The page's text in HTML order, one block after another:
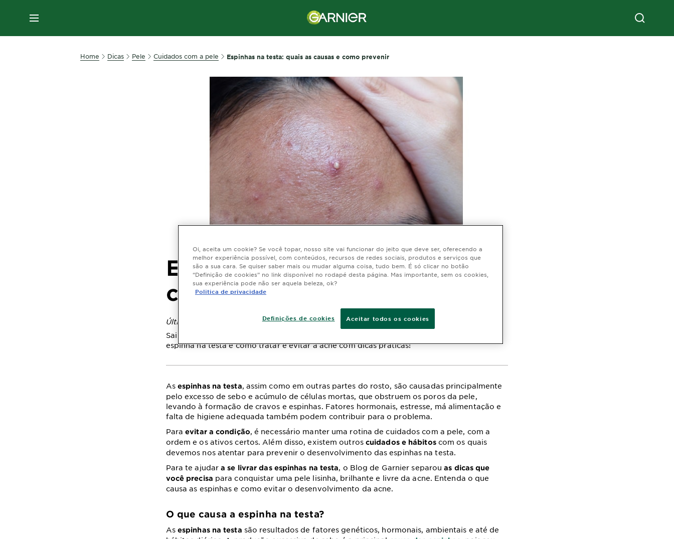
MENU
Home Dicas Pele Cuidados com a pele Espinhas na testa: quais as causas e como prevenir
Espinhas na testa: quais as
causas e como prevenir
Última atualização novembro 21, 2024
Saiba como acabar com as espinhas na testa de uma vez por todas. Descubra o que causa
espinha na testa e como tratar e evitar a acne com dicas práticas!
Asespinhas na testa, assim como em outras partes do rosto, são causadas principalmente
pelo excesso de sebo e acúmulo de células mortas, que obstruem os poros da pele,
levando à formação de cravos e espinhas. Fatores hormonais, estresse, má alimentação e
falta de higiene adequada também podem contribuir para o problema.
Paraevitar a condição, é necessário manter uma rotina de cuidados com a pele, com a
ordem e os ativos certos. Além disso, existem outros cuidados e hábitoscom os quais
devemos nos atentar para prevenir o desenvolvimento das espinhas na testa.
Para te ajudara se livrar das espinhas na testa, o Blog de Garnier separouas dicas que
você precisa para conquistar uma pele lisinha, brilhante e livre da acne. Entenda o que
causa as espinhas e como evitar o desenvolvimento da acne.
O que causa a espinha na testa?
Asespinhas na testa são resultados de fatores genéticos, hormonais, ambientais e até de
Oi, aceita um cookie? Se você topar, nosso site vai funcionar do jeito que deve ser, oferecendo a
melhor experiência possível, com conteúdos, recursos de redes sociais, produtos e serviços que
são a sua cara. Se quiser saber mais ou mudar alguma coisa, tudo bem. É só clicar no botão
“Definição de cookies” no link disponível no rodapé desta página. Mas importante, sem os cookies,
sua experiência pode não ser aquela beleza, ok?
Politica de privacidade
Definições de cookies Aceitar todos os cookies